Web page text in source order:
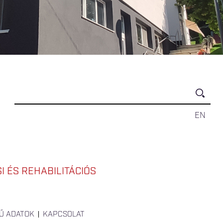
EN
ÉS REHABILITÁCIÓS
ADATOK KAPCSOLAT